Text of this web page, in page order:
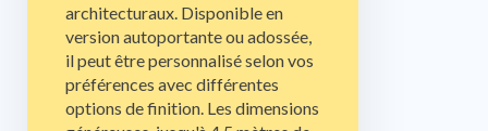
architecturaux. Disponible en
version autoportante ou adossée,
il peut être personnalisé selon vos
préférences avec différentes
options de finition. Les dimensions